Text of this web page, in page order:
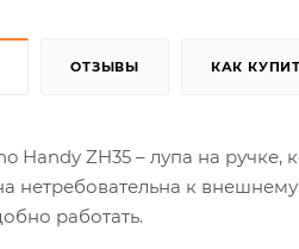
ОТЗЫВЫ КАК
Handy ZH35 – лупа на
нетребовательна к
работать.